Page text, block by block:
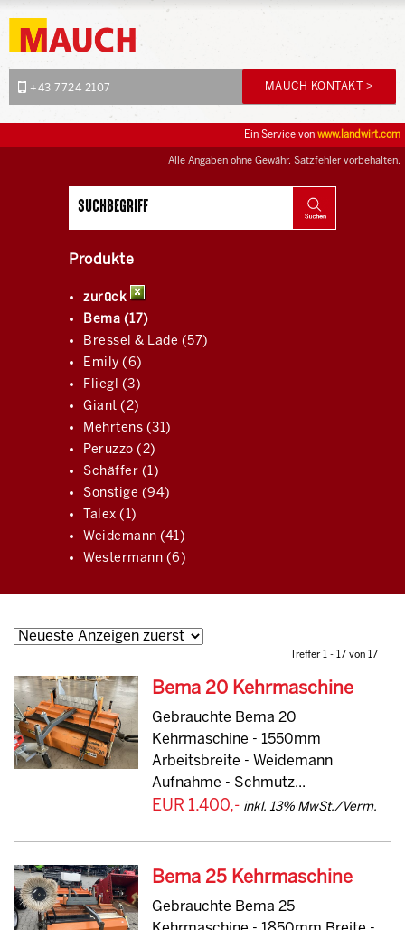
+43 7724 2107 MAUCH KONTAKT >
Alle Angaben ohne Gewähr. Satzfehler vorbehalten.
Ein Service von www.landwirt.com
Produkte
zurück
Bema (17)
Bressel & Lade (57)
Emily (6)
Fliegl (3)
Giant (2)
Mehrtens (31)
Peruzzo (2)
Schäffer (1)
Sonstige (94)
Talex (1)
Weidemann (41)
Westermann (6)
Treffer 1 - 17 von 17
Bema 20 Kehrmaschine
Gebrauchte Bema 20
Kehrmaschine - 1550mm
Arbeitsbreite - Weidemann
Aufnahme - Schmutz...
EUR 1.400,- inkl. 13% MwSt./Verm.
Bema 25 Kehrmaschine
Gebrauchte Bema 25